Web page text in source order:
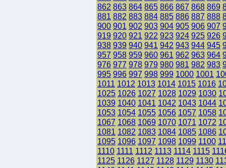
862 863 864 865 866 867 868 869
881 882 883 884 885 886 887 888
900 901 902 903 904 905 906 907
919 920 921 922 923 924 925 926
938 939 940 941 942 943 944 945
957 958 959 960 961 962 963 964
976 977 978 979 980 981 982 983
995 996 997 998 999 1000 1001
1011 1012 1013 1014 1015 1016
1025 1026 1027 1028 1029 1030
1039 1040 1041 1042 1043 1044
1053 1054 1055 1056 1057 1058
1067 1068 1069 1070 1071 1072
1081 1082 1083 1084 1085 1086
1095 1096 1097 1098 1099 1100
1110 1111 1112 1113 1114 1115
1125 1126 1127 1128 1129 1130